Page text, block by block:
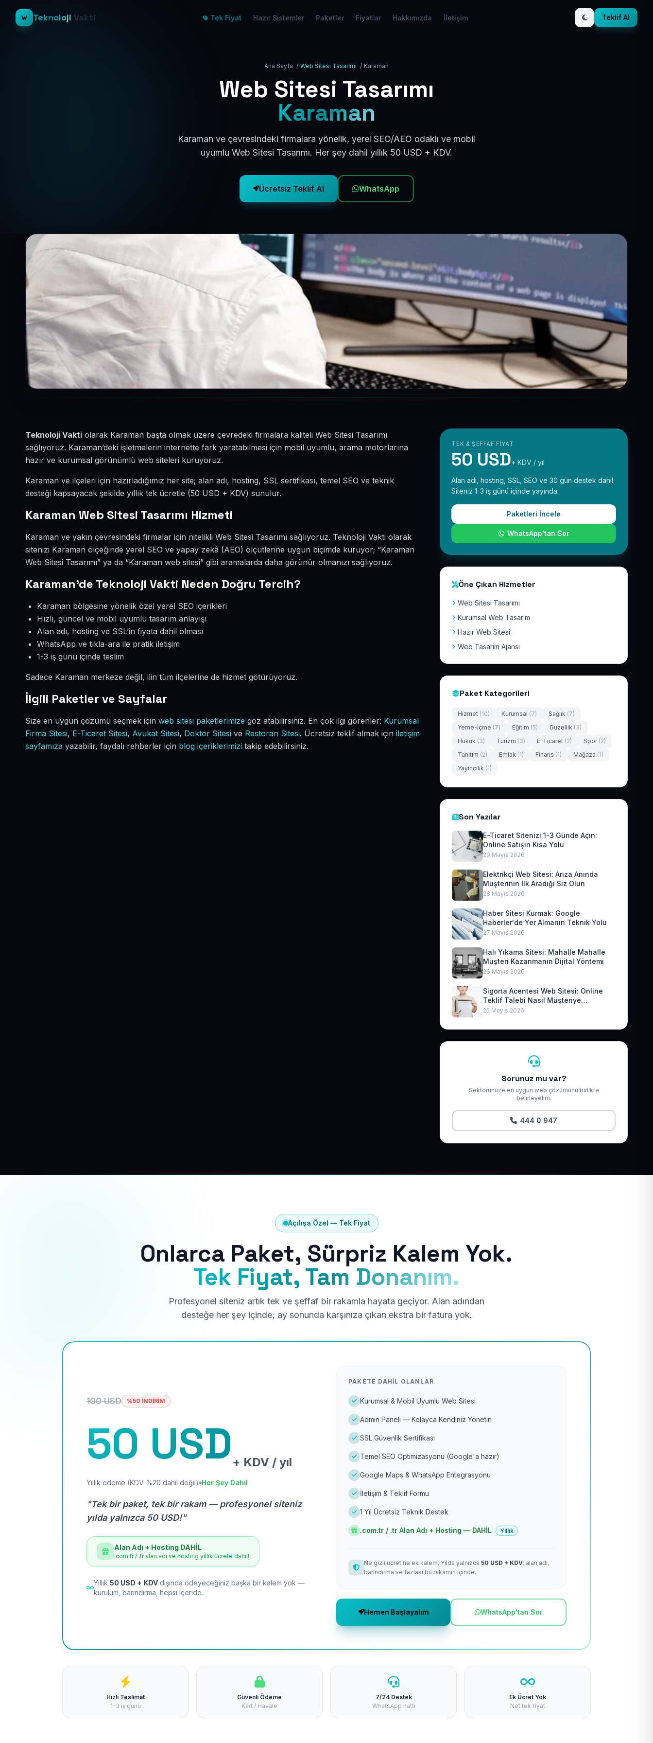
Teknoloji Vakti Tek Fiyat Hazır Sistemler Paketler Fiyatlar Hakkımızda İletişim Teklif Al
Ana Sayfa / Web Sitesi Tasarımı / Karaman
Web Sitesi Tasarımı
Karaman
Karaman ve çevresindeki firmalara yönelik, yerel SEO/AEO odaklı ve mobil
uyumlu Web Sitesi Tasarımı. Her şey dahil yıllık 50 USD + KDV.
Ücretsiz Teklif Al WhatsApp
Teknoloji Vakti olarak Karaman başta olmak üzere çevredeki firmalara kaliteli Web Sitesi Tasarımı
sağlıyoruz. Karaman’deki işletmelerin internette fark yaratabilmesi için mobil uyumlu, arama motorlarına
hazır ve kurumsal görünümlü web siteleri kuruyoruz.
Karaman ve ilçeleri için hazırladığımız her site; alan adı, hosting, SSL sertifikası, temel SEO ve teknik
desteği kapsayacak şekilde yıllık tek ücretle (50 USD + KDV) sunulur.
Karaman Web Sitesi Tasarımı Hizmeti
Karaman ve yakın çevresindeki firmalar için nitelikli Web Sitesi Tasarımı sağlıyoruz. Teknoloji Vakti olarak
sitenizi Karaman ölçeğinde yerel SEO ve yapay zekâ (AEO) ölçütlerine uygun biçimde kuruyor; “Karaman
Web Sitesi Tasarımı” ya da “Karaman web sitesi” gibi aramalarda daha görünür olmanızı sağlıyoruz.
Karaman’de Teknoloji Vakti Neden Doğru Tercih?
Karaman bölgesine yönelik özel yerel SEO içerikleri
Hızlı, güncel ve mobil uyumlu tasarım anlayışı
Alan adı, hosting ve SSL’in fiyata dahil olması
WhatsApp ve tıkla-ara ile pratik iletişim
1-3 iş günü içinde teslim
Sadece Karaman merkeze değil, ilin tüm ilçelerine de hizmet götürüyoruz.
İlgili Paketler ve Sayfalar
Size en uygun çözümü seçmek için web sitesi paketlerimize göz atabilirsiniz. En çok ilgi görenler: Kurumsal
Firma Sitesi, E-Ticaret Sitesi, Avukat Sitesi, Doktor Sitesi ve Restoran Sitesi. Ücretsiz teklif almak için iletişim
sayfamıza yazabilir, faydalı rehberler için blog içeriklerimizi takip edebilirsiniz.
TEK & ŞEFFAF FIYAT
50 USD+ KDV / yıl
Alan adı, hosting, SSL, SEO ve 30 gün destek dahil.
Siteniz 1-3 iş günü içinde yayında.
Paketleri İncele
WhatsApp'tan Sor
Öne Çıkan Hizmetler
Web Sitesi Tasarımı
Kurumsal Web Tasarım
Hazır Web Sitesi
Web Tasarım Ajansı
Paket Kategorileri
Hizmet (10) Kurumsal (7) Sağlık (7)
Yeme-İçme (7) Eğitim (5) Güzellik (3)
Hukuk (3) Turizm (3) E-Ticaret (2) Spor (2)
Tanıtım (2) Emlak (1) Finans (1) Mağaza (1)
Yayıncılık (1)
Son Yazılar
E-Ticaret Sitenizi 1-3 Günde Açın:
Online Satışın Kısa Yolu
29 Mayıs 2026
Elektrikçi Web Sitesi: Arıza Anında
Müşterinin İlk Aradığı Siz Olun
28 Mayıs 2026
Haber Sitesi Kurmak: Google
Haberler'de Yer Almanın Teknik Yolu
27 Mayıs 2026
Halı Yıkama Sitesi: Mahalle Mahalle
Müşteri Kazanmanın Dijital Yöntemi
26 Mayıs 2026
Sigorta Acentesi Web Sitesi: Online
Teklif Talebi Nasıl Müşteriye
Dönüşür?
25 Mayıs 2026
Sorunuz mu var?
Sektörünüze en uygun web çözümünü birlikte
belirleyelim.
444 0 947
Açılışa Özel — Tek Fiyat
Onlarca Paket, Sürpriz Kalem Yok.
Tek Fiyat, Tam Donanım.
Profesyonel siteniz artık tek ve şeffaf bir rakamla hayata geçiyor. Alan adından
desteğe her şey içinde; ay sonunda karşınıza çıkan ekstra bir fatura yok.
100 USD %50 İNDİRİM
50 USD+ KDV / yıl
Yıllık ödeme (KDV %20 dahil değil) Her Şey Dahil
"Tek bir paket, tek bir rakam — profesyonel siteniz
yılda yalnızca 50 USD!"
Alan Adı + Hosting DAHİL
.com.tr / .tr alan adı ve hosting yıllık ücrete dahil!
Yıllık 50 USD + KDV dışında ödeyeceğiniz başka bir kalem yok —
kurulum, barındırma, hepsi içeride.
PAKETE DAHIL OLANLAR
Kurumsal & Mobil Uyumlu Web Sitesi
Admin Paneli — Kolayca Kendiniz Yönetin
SSL Güvenlik Sertifikası
Temel SEO Optimizasyonu (Google'a hazır)
Google Maps & WhatsApp Entegrasyonu
İletişim & Teklif Formu
1 Yıl Ücretsiz Teknik Destek
.com.tr / .tr Alan Adı + Hosting — DAHİL Yıllık
Ne gizli ücret ne ek kalem. Yılda yalnızca 50 USD + KDV; alan adı,
barındırma ve fazlası bu rakamın içinde.
Hemen Başlayalım WhatsApp'tan Sor
Hızlı Teslimat
1-3 iş günü
Güvenli Ödeme
Kart / Havale
7/24 Destek
WhatsApp hattı
Ek Ücret Yok
Net tek fiyat